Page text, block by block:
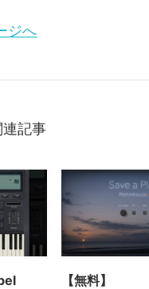
ジへ
連記事
【無料】